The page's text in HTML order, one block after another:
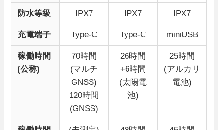
防水等級 IPX7 IPX7 IPX7
充電端子 Type-C Type-C miniUSB
稼働時間
(公称)
70時間
(マルチ
GNSS)
120時間
(GNSS)
26時間
+6時間
(太陽電
池)
25時間
(アルカリ
電池)